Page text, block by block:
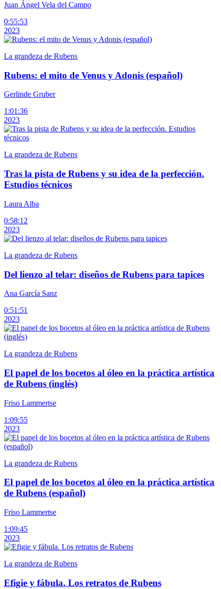
Juan Ángel Vela del Campo
0:55:53
2023
La grandeza de Rubens
Rubens: el mito de Venus y Adonis (español)
Gerlinde Gruber
1:01:36
2023
La grandeza de Rubens
Tras la pista de Rubens y su idea de la perfección.
Estudios técnicos
Laura Alba
0:58:12
2023
La grandeza de Rubens
Del lienzo al telar: diseños de Rubens para tapices
Ana García Sanz
0:51:51
2023
La grandeza de Rubens
El papel de los bocetos al óleo en la práctica artística
de Rubens (inglés)
Friso Lammertse
1:09:55
2023
La grandeza de Rubens
El papel de los bocetos al óleo en la práctica artística
de Rubens (español)
Friso Lammertse
1:09:45
2023
La grandeza de Rubens
Efigie y fábula. Los retratos de Rubens